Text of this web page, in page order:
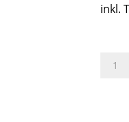
inkl.
Fresnel